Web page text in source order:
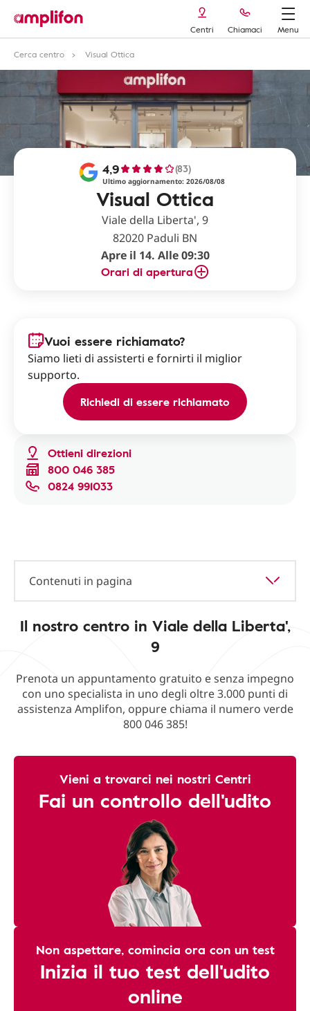
Centri Chiamaci
Menu
Cerca centro
Visual Ottica
Visual Ottica
4,9 (83)
Ultimo aggiornamento: 2026/08/08
Viale della Liberta', 9
82020 Paduli BN
Apre il 14. Alle 09:30
Orari di apertura
Ottieni direzioni
800 046 385
0824 991033
Vuoi essere richiamato?
Siamo lieti di assisterti e fornirti il miglior
supporto.
Richiedi di essere richiamato
Contenuti in pagina
Il nostro centro in Viale della Liberta',
9
Prenota un appuntamento gratuito e senza impegno
con uno specialista in uno degli oltre 3.000 punti di
assistenza Amplifon, oppure chiama il numero verde
800 046 385!
Vieni a trovarci nei nostri Centri
Fai un controllo dell'udito
Non aspettare, comincia ora con un test
Inizia il tuo test dell'udito
online